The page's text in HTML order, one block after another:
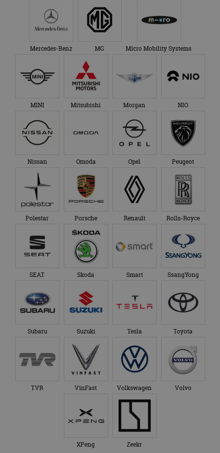
Mercedes-Benz MG Micro Mobility Systems
MINI Mitsubishi Morgan NIO
Nissan Omoda Opel Peugeot
Polestar Porsche Renault Rolls-Royce
SEAT Skoda Smart SsangYong
Subaru Suzuki Tesla Toyota
TVR VinFast Volkswagen Volvo
XPeng Zeekr